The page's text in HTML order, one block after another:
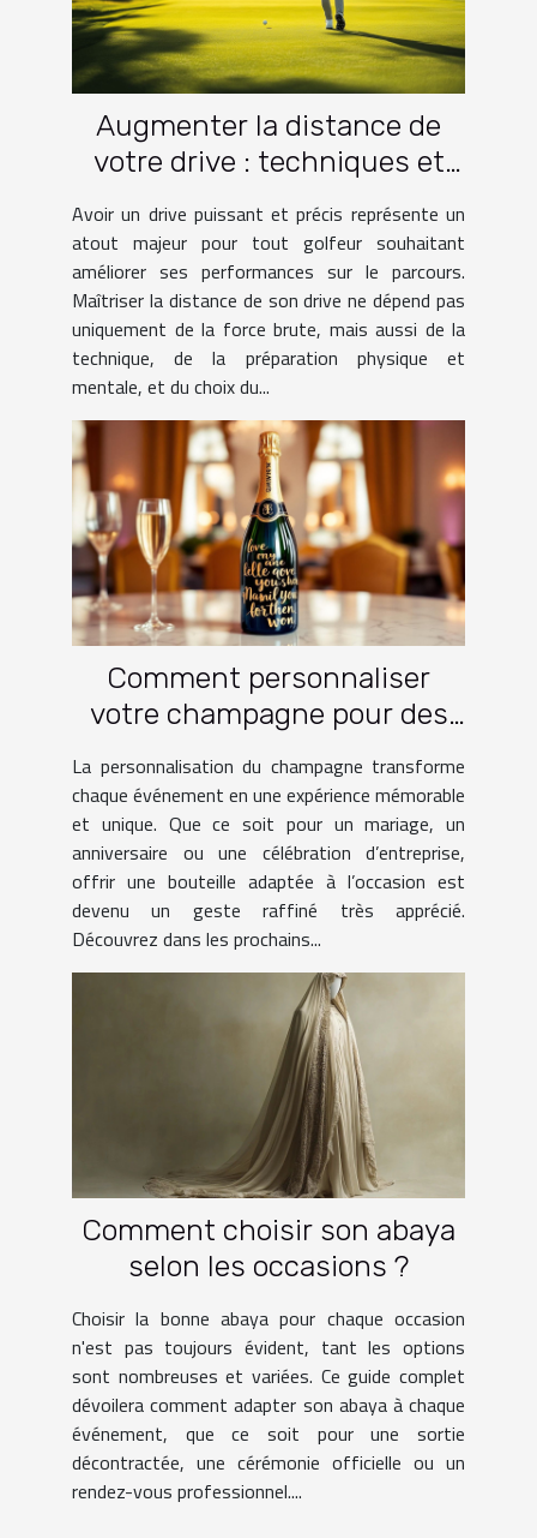
Augmenter la distance de
votre drive : techniques et
pratiques
Avoir un drive puissant et précis représente un
atout majeur pour tout golfeur souhaitant
améliorer ses performances sur le parcours.
Maîtriser la distance de son drive ne dépend pas
uniquement de la force brute, mais aussi de la
technique, de la préparation physique et
mentale, et du choix du...
Comment personnaliser
votre champagne pour des
La personnalisation du champagne transforme
chaque événement en une expérience mémorable
et unique. Que ce soit pour un mariage, un
anniversaire ou une célébration d’entreprise,
offrir une bouteille adaptée à l’occasion est
devenu un geste raffiné très apprécié.
Découvrez dans les prochains...
Comment choisir son abaya
selon les occasions ?
Choisir la bonne abaya pour chaque occasion
n'est pas toujours évident, tant les options
sont nombreuses et variées. Ce guide complet
dévoilera comment adapter son abaya à chaque
événement, que ce soit pour une sortie
décontractée, une cérémonie officielle ou un
rendez-vous professionnel....